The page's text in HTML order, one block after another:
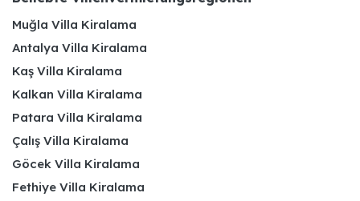
Muğla Villa Kiralama
Antalya Villa Kiralama
Kaş Villa Kiralama
Kalkan Villa Kiralama
Patara Villa Kiralama
Çalış Villa Kiralama
Göcek Villa Kiralama
Fethiye Villa Kiralama